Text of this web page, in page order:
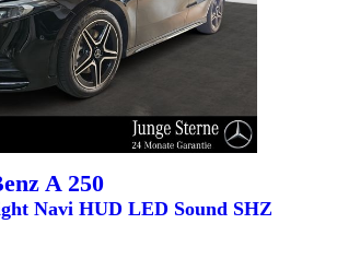
A 250
Navi HUD LED Sound SHZ